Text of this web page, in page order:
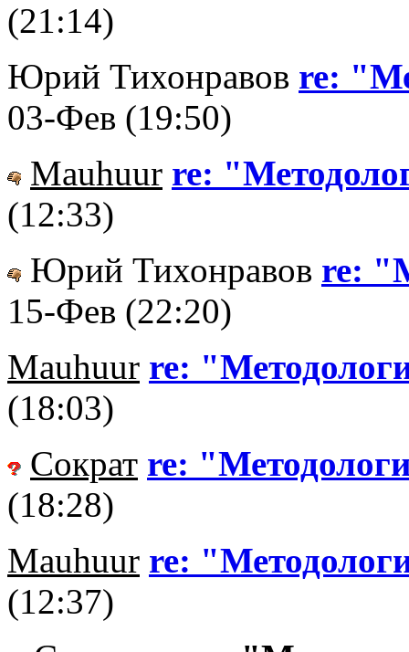
(21:14)
Юрий Тихонравов re:
03-Фев (19:50)
Mauhuur re:
(12:33)
Юрий Тихонравов re:
15-Фев (22:20)
Mauhuur re:
(18:03)
Сократ re:
(18:28)
Mauhuur re:
(12:37)